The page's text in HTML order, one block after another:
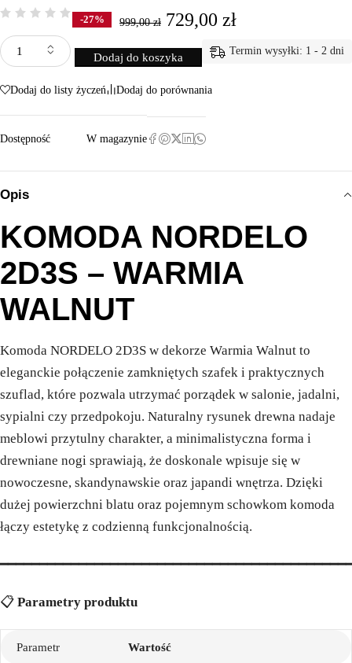
-27% 999,00zł 729,00 zł
Dodaj do koszyka
Termin wysyłki: 1 - 2 dni
Dodaj do listy życzeń Dodaj do porównania
Dostępność W magazynie
Opis
KOMODA NORDELO
2D3S – WARMIA
WALNUT
Komoda NORDELO 2D3S w dekorze Warmia Walnut to
eleganckie połączenie zamkniętych szafek i praktycznych
szuflad, które pozwala utrzymać porządek w salonie, jadalni,
sypialni czy przedpokoju. Naturalny rysunek drewna nadaje
meblowi przytulny charakter, a minimalistyczna forma i
drewniane nogi sprawiają, że doskonale wpisuje się w
nowoczesne, skandynawskie oraz japandi wnętrza. Dzięki
dużej powierzchni blatu oraz pojemnym schowkom komoda
łączy estetykę z codzienną funkcjonalnością.
📋 Parametry produktu
Parametr Wartość